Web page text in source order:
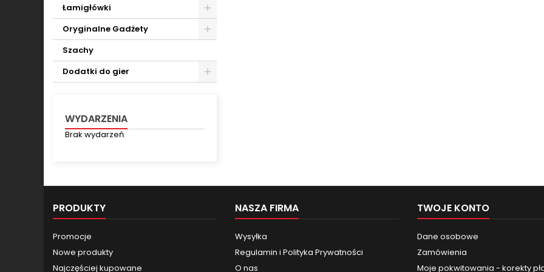
Łamigłówki
Oryginalne Gadżety
Szachy
Dodatki do gier
WYDARZENIA
Brak wydarzeń
PRODUKTY
Promocje
Nowe produkty
Najczęściej kupowane
NASZA FIRMA
Wysyłka
Regulamin i Polityka Prywatności
O nas
TWOJE KONTO
Dane osobowe
Zamówienia
Moje pokwitowania - korekty